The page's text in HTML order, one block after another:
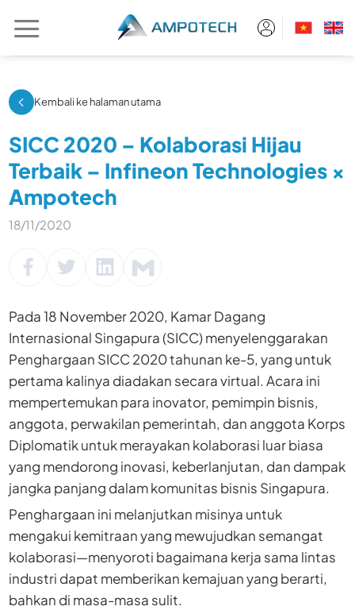
content
Kembali ke halaman utama
SICC 2020 – Kolaborasi Hijau
Terbaik – Infineon Technologies ×
Ampotech
18/11/2020
Pada 18 November 2020, Kamar Dagang
Internasional Singapura (SICC) menyelenggarakan
Penghargaan SICC 2020 tahunan ke-5, yang untuk
pertama kalinya diadakan secara virtual. Acara ini
mempertemukan para inovator, pemimpin bisnis,
anggota, perwakilan pemerintah, dan anggota Korps
Diplomatik untuk merayakan kolaborasi luar biasa
yang mendorong inovasi, keberlanjutan, dan dampak
jangka panjang dalam komunitas bisnis Singapura.
Penghargaan ini melanjutkan misinya untuk
mengakui kemitraan yang mewujudkan semangat
kolaborasi—menyoroti bagaimana kerja sama lintas
industri dapat memberikan kemajuan yang berarti,
bahkan di masa-masa sulit.